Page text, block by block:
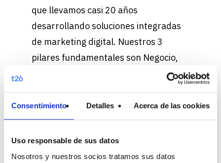
Consentimiento Detalles Acerca de las cookies
Uso responsable de sus datos
Nosotros y nuestros socios tratamos sus datos
que llevamos casi 20 años
desarrollando soluciones integradas
de marketing digital. Nuestros 3
pilares fundamentales son Negocio,
Tecnología y Activación. Tenemos un
claro focoen garantizar y aumentar
los resultados y estamos
comprometidos con el servicio a sus
clientes. Estamos presentes en
España, LATAM, EE.UU. e Italia.